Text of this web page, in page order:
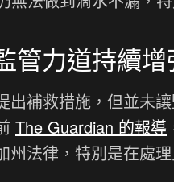
管力道持續增
出補救措施，但並未
The Guardian 的報導
州法律，特別是在處